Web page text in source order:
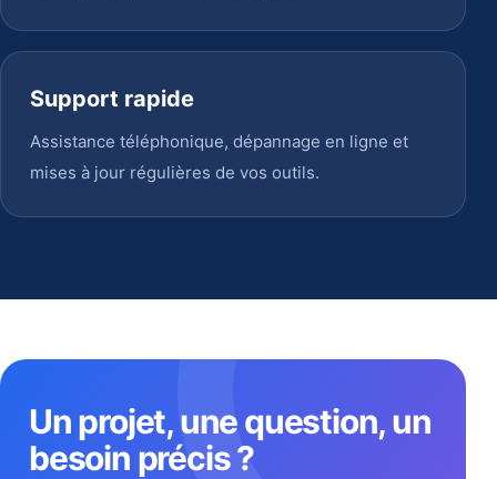
Support rapide
Assistance téléphonique, dépannage en ligne et
mises à jour régulières de vos outils.
Un projet, une question, un
besoin précis ?